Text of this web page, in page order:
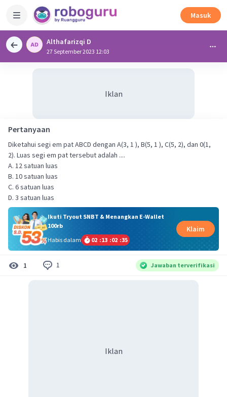
Masuk
Althafarizqi D
27 September 2023 12:03
Iklan
Pertanyaan
Diketahui segi em pat ABCD dengan A(3, 1 ), B(5, 1 ), C(5, 2), dan 0(1,
2). Luas segi em pat tersebut adalah ....
A. 12 satuan luas
B. 10 satuan luas
C. 6 satuan luas
D. 3 satuan luas
Ikuti Tryout SNBT & Menangkan E-Wallet
100rb
Habis dalam
02 :13 :02 :35
Klaim
1 1 Jawaban terverifikasi
Iklan